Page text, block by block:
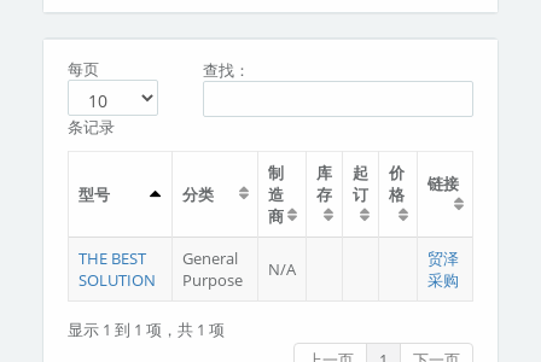
每页
条记录
查找：
型号 分类
制
造
商
库
存
起
订
价
格
链接
THE BEST
SOLUTION
General
Purpose
N/A
贸泽
采购
显示 1 到 1 项，共 1 项